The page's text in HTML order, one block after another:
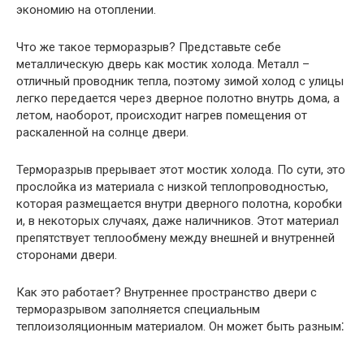
экономию на отоплении.​
Что же такое терморазрыв?​ Представьте себе
металлическую дверь как мостик холода. Металл –
отличный проводник тепла, поэтому зимой холод с улицы
легко передается через дверное полотно внутрь дома, а
летом, наоборот, происходит нагрев помещения от
раскаленной на солнце двери.
Терморазрыв прерывает этот мостик холода.​ По сути, это
прослойка из материала с низкой теплопроводностью,
которая размещается внутри дверного полотна, коробки
и, в некоторых случаях, даже наличников.​ Этот материал
препятствует теплообмену между внешней и внутренней
сторонами двери.​
Как это работает? Внутреннее пространство двери с
терморазрывом заполняется специальным
теплоизоляционным материалом. Он может быть разным⁚